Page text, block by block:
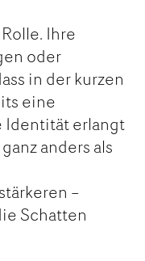
Ihre
oder
in der kurzen
eine
Identität erlangt
anders als
–
Schatten